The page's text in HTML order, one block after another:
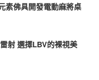
素佛具開發電動麻將桌
射 選擇LBV的裸視美